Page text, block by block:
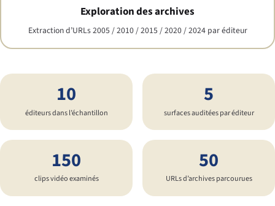
Exploration des archives
Extraction d’URLs 2005 / 2010 / 2015 / 2020 / 2024 par éditeur
10
éditeurs dans l’échantillon
5
surfaces auditées par éditeur
150
clips vidéo examinés
50
URLs d’archives parcourues